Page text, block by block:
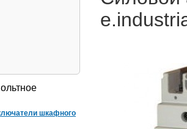
шкафного